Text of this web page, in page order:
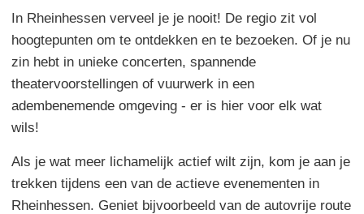
In Rheinhessen verveel je je nooit! De regio zit vol
hoogtepunten om te ontdekken en te bezoeken. Of je nu
zin hebt in unieke concerten, spannende
theatervoorstellingen of vuurwerk in een
adembenemende omgeving - er is hier voor elk wat
wils!
Als je wat meer lichamelijk actief wilt zijn, kom je aan je
trekken tijdens een van de actieve evenementen in
Rheinhessen. Geniet bijvoorbeeld van de autovrije route